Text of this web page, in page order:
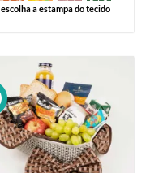
escolha a estampa do tecido